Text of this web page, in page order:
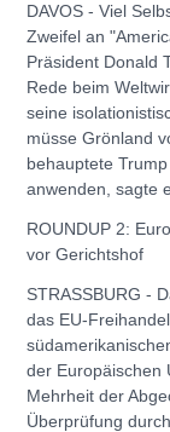
DAVOS - Viel
Zweifel an
Präsident Donald
Rede beim
seine
müsse Grönland
behauptete
anwenden, sagte
ROUNDUP 2:
vor Gerichtshof
STRASSBURG -
das EU-
der Europäischen
Mehrheit der
Überprüfung